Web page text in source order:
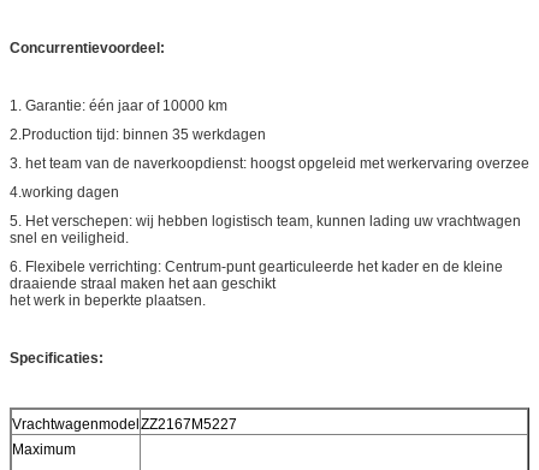
Concurrentievoordeel:
1. Garantie: één jaar of 10000 km
2.Production tijd: binnen 35 werkdagen
3. het team van de naverkoopdienst: hoogst opgeleid met werkervaring overzee
4.working dagen
5. Het verschepen: wij hebben logistisch team, kunnen lading uw vrachtwagen
snel en veiligheid.
6. Flexibele verrichting: Centrum-punt gearticuleerde het kader en de kleine
draaiende straal maken het aan geschikt
het werk in beperkte plaatsen.
Specificaties:
VrachtwagenmodelZZ2167M5227
Maximum